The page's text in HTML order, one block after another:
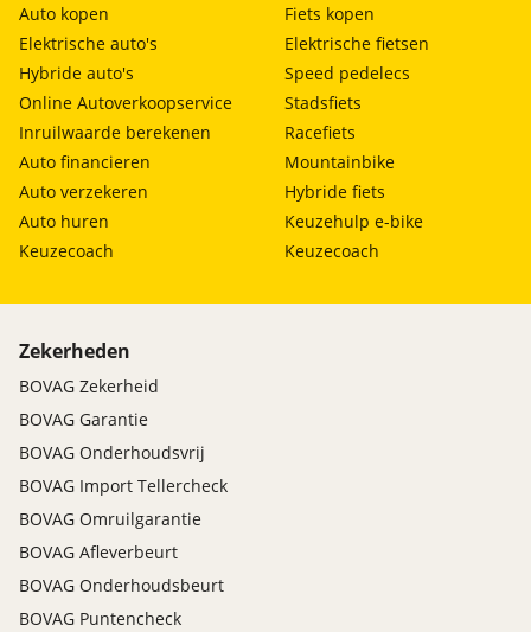
Auto kopen
Elektrische auto's
Hybride auto's
Online Autoverkoopservice
Inruilwaarde berekenen
Auto financieren
Auto verzekeren
Auto huren
Keuzecoach
Fiets kopen
Elektrische fietsen
Speed pedelecs
Stadsfiets
Racefiets
Mountainbike
Hybride fiets
Keuzehulp e-bike
Keuzecoach
Zekerheden
BOVAG Zekerheid
BOVAG Garantie
BOVAG Onderhoudsvrij
BOVAG Import Tellercheck
BOVAG Omruilgarantie
BOVAG Afleverbeurt
BOVAG Onderhoudsbeurt
BOVAG Puntencheck